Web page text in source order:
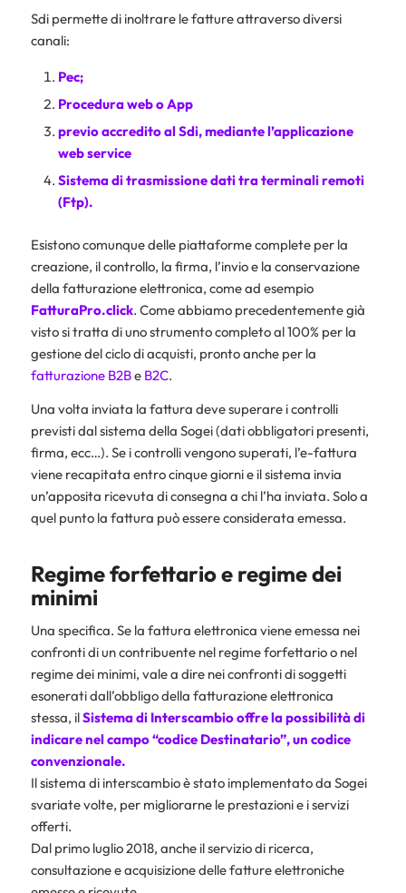
Sdi permette di inoltrare le fatture attraverso diversi
canali:
Pec;
Procedura web o App
previo accredito al Sdi, mediante l’applicazione
web service
Sistema di trasmissione dati tra terminali remoti
(Ftp).
Esistono comunque delle piattaforme complete per la
creazione, il controllo, la firma, l’invio e la conservazione
della fatturazione elettronica, come ad esempio
FatturaPro.click. Come abbiamo precedentemente già
visto si tratta di uno strumento completo al 100% per la
gestione del ciclo di acquisti, pronto anche per la
fatturazione B2Be B2C.
Una volta inviata la fattura deve superare i controlli
previsti dal sistema della Sogei (dati obbligatori presenti,
firma, ecc…). Se i controlli vengono superati, l’e-fattura
viene recapitata entro cinque giorni e il sistema invia
un’apposita ricevuta di consegna a chi l’ha inviata. Solo a
quel punto la fattura può essere considerata emessa.
Regime forfettario e regime dei
minimi
Una specifica. Se la fattura elettronica viene emessa nei
confronti di un contribuente nel regime forfettario o nel
regime dei minimi, vale a dire nei confronti di soggetti
esonerati dall’obbligo della fatturazione elettronica
stessa, ilSistema di Interscambio offre la possibilità di
indicare nel campo “codice Destinatario”, un codice
convenzionale.
Il sistema di interscambio è stato implementato da Sogei
svariate volte, per migliorarne le prestazioni e i servizi
offerti.
Dal primo luglio 2018, anche il servizio di ricerca,
consultazione e acquisizione delle fatture elettroniche